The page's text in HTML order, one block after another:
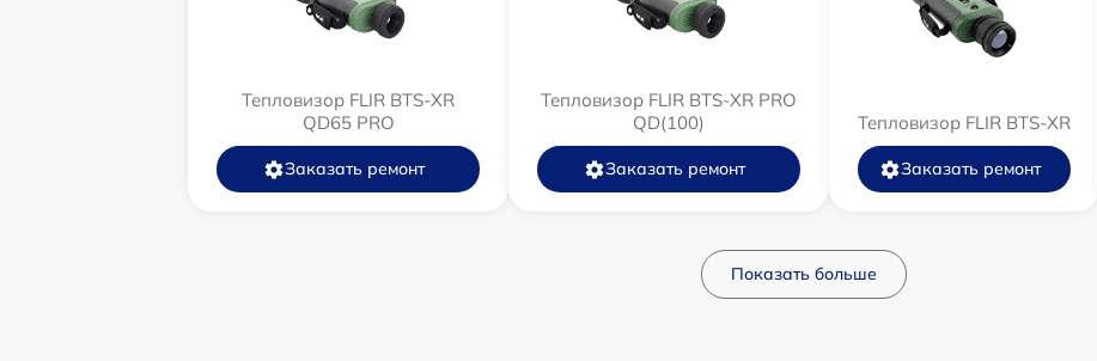
Тепловизор FLIR BTS-XR
QD65 PRO
Заказать ремонт
Тепловизор FLIR BTS-XR PRO
QD(100)
Заказать ремонт
Тепловизор FLIR BTS-XR
Заказать ремонт
Показать больше